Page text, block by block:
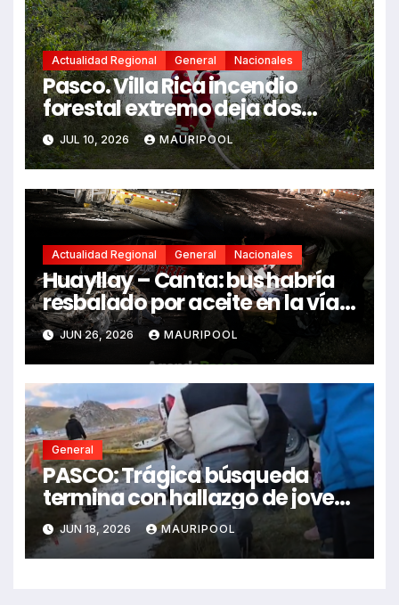
Actualidad Regional General Nacionales
Pasco. Villa Rica incendio
forestal extremo deja dos
fallecidos y heridos
JUL 10, 2026 MAURIPOOL
Actualidad Regional General Nacionales
Huayllay – Canta: bus habría
resbalado por aceite en la vía e
impactó auto siniestrado
dejando dos fallecidos
JUN 26, 2026 MAURIPOOL
General
PASCO: Trágica búsqueda
termina con hallazgo de joven
sin vida en Rancas
JUN 18, 2026 MAURIPOOL